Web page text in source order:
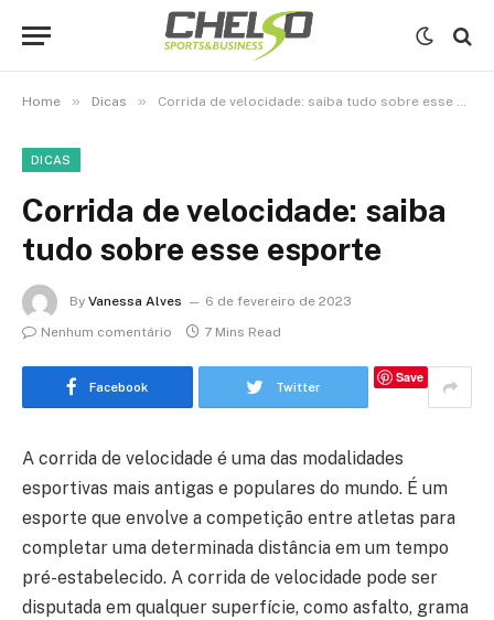
Home » Dicas » Corrida de velocidade: saiba tudo sobre esse esporte
DICAS
Corrida de velocidade: saiba
tudo sobre esse esporte
By Vanessa Alves
6 de fevereiro de 2023
Nenhum comentário
7 Mins Read
Facebook Twitter
Save
A corrida de velocidade é uma das modalidades
esportivas mais antigas e populares do mundo. É um
esporte que envolve a competição entre atletas para
completar uma determinada distância em um tempo
pré-estabelecido. A corrida de velocidade pode ser
disputada em qualquer superfície, como asfalto, grama